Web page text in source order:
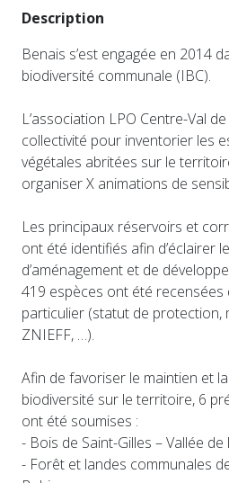
Description
Benais s’est engagée en 2014
biodiversité communale (IBC).
L’association LPO Centre-Val
collectivité pour inventorier les
végétales abritées sur le
organiser X animations de
Les principaux réservoirs et
ont été identifiés afin d’éclairer
d’aménagement et de
419 espèces ont été recensées
particulier (statut de protection,
ZNIEFF, …).
Afin de favoriser le maintien et
biodiversité sur le territoire, 6
ont été soumises :
- Bois de Saint-Gilles – Vallée de
- Forêt et landes communales